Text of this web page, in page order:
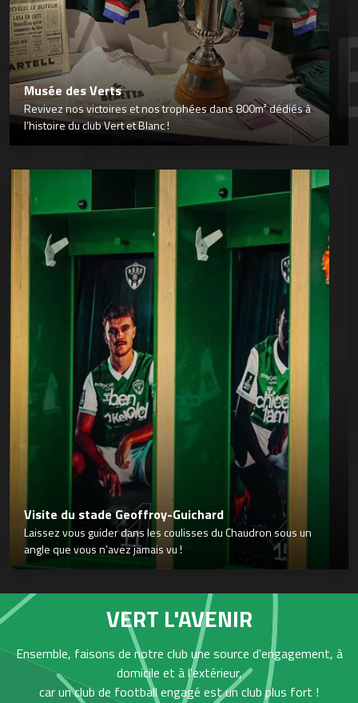
Musée des Verts
Revivez nos victoires et nos trophées dans 800m² dédiés à
l’histoire du club Vert et Blanc !
Visite du stade Geoffroy-Guichard
Laissez vous guider dans les coulisses du Chaudron sous un
angle que vous n’avez jamais vu !
VERT L'AVENIR
Ensemble, faisons de notre club une source d'engagement, à
domicile et à l'extérieur,
car un club de football engagé est un club plus fort !